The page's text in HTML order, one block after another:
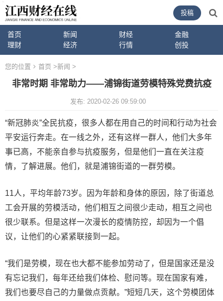
首页 新闻 财经
金融
理财
经济 行情 创投
投稿
您的位置 首页 >新闻 >
非常时期 非常助力——浦锦街道劳模特殊党费抗疫
发布: 2020-02-26 09:59:00
“新冠肺炎”全民抗疫，很多人都在用自己的时间和行动为社会
平安运行奔走。在一线之外，还有这样一群人，他们大多年
事已高，不能亲自参与抗疫服务，但是他们一直在关注疫
情，了解进展。他们，就是浦锦街道的一群劳模。
11人，平均年龄73岁。因为年龄和身体的原因，除了街道总
工会开展的劳模活动，他们相互之间很少走动，相互之间也
很少联系。但是这样一次漫长的疫情防控，却因为一个倡
议，让他们的心紧紧联接到一起。
“我们是劳模，现在也大都不能参加劳动了，但是国家还是没
有忘记我们，每年还给我们体检、慰问等。现在国家有难，
我们也要尽自己的力量做点贡献。”短短几天，这个劳模团体